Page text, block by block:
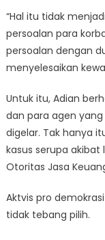
“Hal itu tidak
persoalan para
persoalan dengan
menyelesaikan
Untuk itu, Adian
dan para agen
digelar. Tak hanya
kasus serupa
Otoritas Jasa
Aktvis pro
tidak tebang pilih.